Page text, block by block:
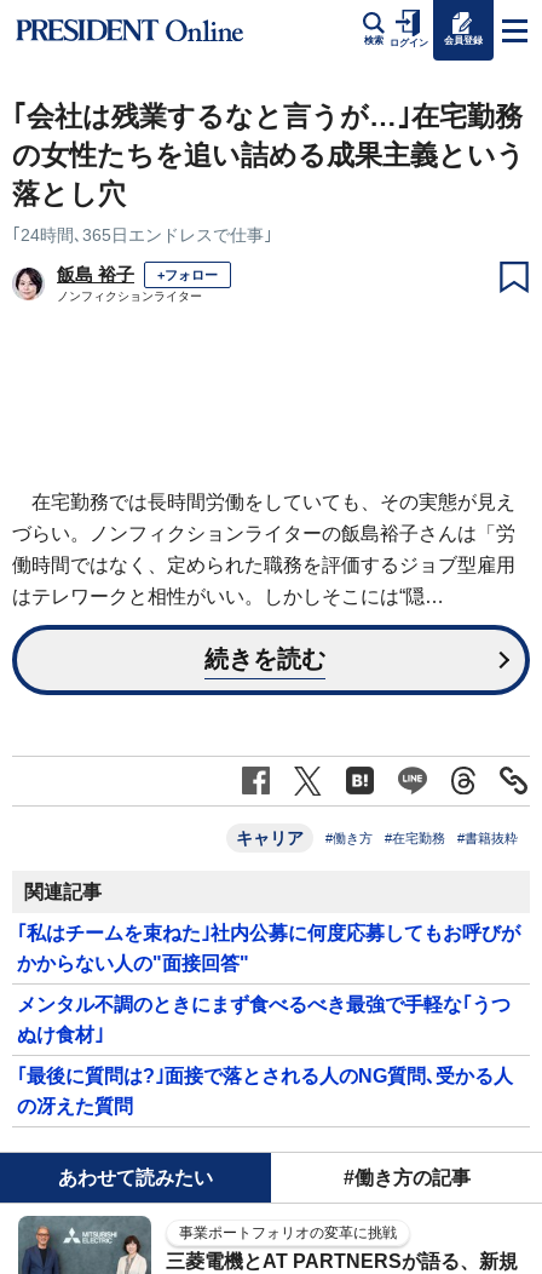
検索 ログイン 会員登録
｢会社は残業するなと言うが…｣在宅勤務
の女性たちを追い詰める成果主義という
落とし穴
｢24時間､365日エンドレスで仕事｣
飯島 裕子 +フォロー
ノンフィクションライター
在宅勤務では長時間労働をしていても、その実態が見え
づらい。ノンフィクションライターの飯島裕子さんは「労
働時間ではなく、定められた職務を評価するジョブ型雇用
はテレワークと相性がいい。しかしそこには“隠…
続きを読む
キャリア #働き方 #在宅勤務 #書籍抜粋
関連記事
｢私はチームを束ねた｣社内公募に何度応募してもお呼びが
かからない人の"面接回答"
メンタル不調のときにまず食べるべき最強で手軽な｢うつ
ぬけ食材｣
｢最後に質問は?｣面接で落とされる人のNG質問､受かる人
の冴えた質問
あわせて読みたい #働き方の記事
事業ポートフォリオの変革に挑戦
三菱電機とAT PARTNERSが語る、新規